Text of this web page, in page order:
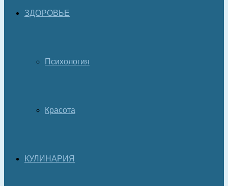
ЗДОРОВЬЕ
Психология
Красота
КУЛИНАРИЯ